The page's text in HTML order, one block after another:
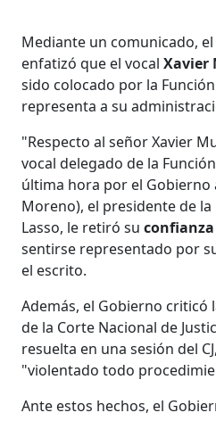
Mediante un comunicado,
enfatizó que el vocalXavier
sido colocado por la
representa a su
"Respecto al señor Xavier
vocal delegado de la
última hora por el Gobierno
Moreno), el presidente de
Lasso, le retiró suconfianza
sentirse representado por
el escrito.
Además, el Gobierno criticó
de la Corte Nacional de
resuelta en una sesión del
"violentado todo
Ante estos hechos, el